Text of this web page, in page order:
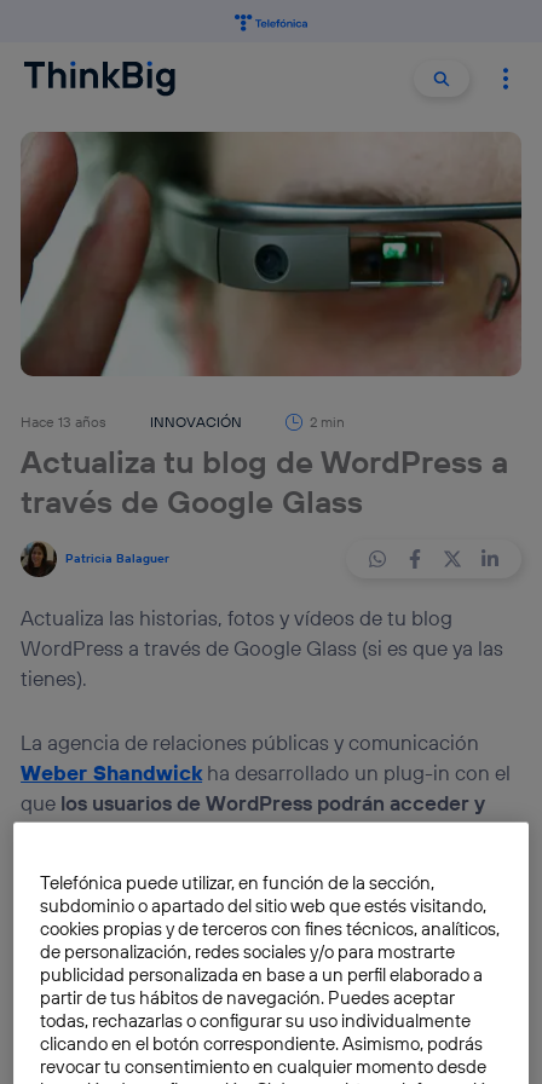
Buscar
Hace 13 años INNOVACIÓN 2 min
Actualiza tu blog de WordPress a
través de Google Glass
Patricia Balaguer
Actualiza las historias, fotos y vídeos de tu blog
WordPress a través de Google Glass (si es que ya las
tienes).
La agencia de relaciones públicas y comunicación
Weber Shandwick ha desarrollado un plug-in con el
que los usuarios de WordPress podrán acceder y
El plug-inwpForGlassno ha sido lanzado todavía de
forma oficial por WordPress, pero podemos adelantar
que llevará menos de un minuto tomar una fotografía
o grabar un vídeo en, pongamos, un evento al que
asistamos, y que se muestre publicado en nuestro
blog o página web. Sin embargo, por el momento el
Telefónica puede utilizar, en función de la sección,
subdominio o apartado del sitio web que estés visitando,
cookies propias y de terceros con fines técnicos, analíticos,
de personalización, redes sociales y/o para mostrarte
publicidad personalizada en base a un perfil elaborado a
partir de tus hábitos de navegación. Puedes aceptar
todas, rechazarlas o configurar su uso individualmente
clicando en el botón correspondiente. Asimismo, podrás
revocar tu consentimiento en cualquier momento desde